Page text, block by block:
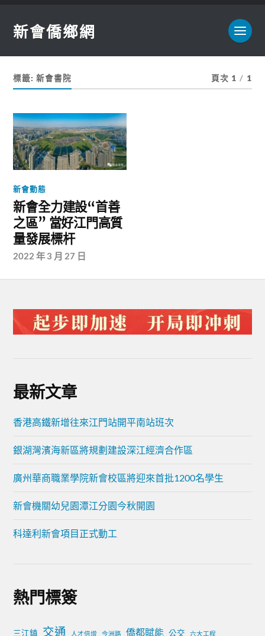
新會僑鄉網
標籤:新會書院 頁次 1 / 1
新會動態
新會全力建設“首善
之區” 當好江門高質
量發展標杆
2022 年 3 月 27 日
最新文章
香港高鐵新增往來江門站開平南站班次
銀湖灣濱海新區將規劃建設深江經濟合作區
廣州華商職業學院新會校區將迎來首批1200名學生
新會機關幼兒園潭江分園今秋開園
科達利新會項目正式動工
熱門標簽
三江鎮 交通 人才倍增 今洲路 僑都賦能 公交 六大工程